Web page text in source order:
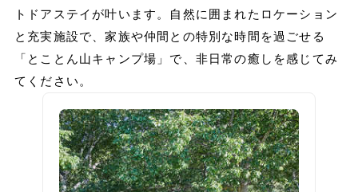
トドアステイが叶います。自然に囲まれたロケーション
と充実施設で、家族や仲間との特別な時間を過ごせる
「とことん山キャンプ場」で、非日常の癒しを感じてみ
てください。